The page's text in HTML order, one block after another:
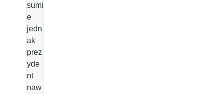
sumi
e
jedn
ak
prez
yde
nt
naw